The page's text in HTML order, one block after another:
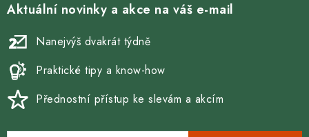
Aktuální novinky a akce na váš e-mail
Nanejvýš dvakrát týdně
Praktické tipy a know-how
Přednostní přístup ke slevám a akcím